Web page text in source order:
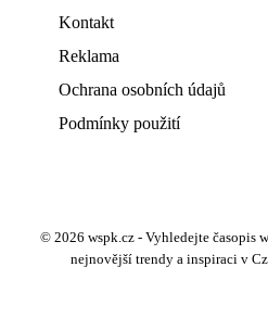
Kontakt
Reklama
Ochrana osobních údajů
Podmínky použití
© 2026 wspk.cz - Vyhledejte časopis
nejnovější trendy a inspiraci v